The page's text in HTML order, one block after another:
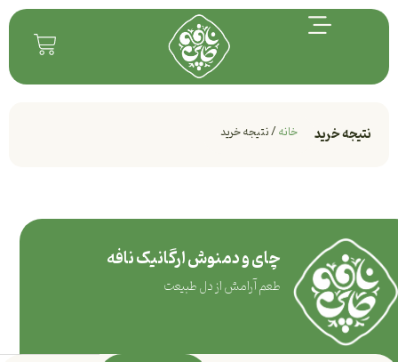
نتیجه خرید خانه/ نتیجه خرید
چای و دمنوش ارگانیک نافه
طعم آرامش از دل طبیعت